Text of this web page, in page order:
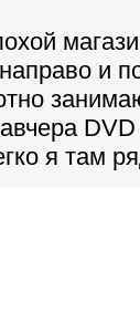
и
я там